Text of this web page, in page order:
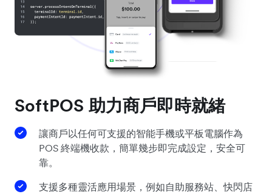
SoftPOS 助力商戶即時就緒
讓商戶以任何可支援的智能手機或平板電腦作為
POS 終端機收款，簡單幾步即完成設定，安全可
靠。
支援多種靈活應用場景，例如自助服務站、快閃店